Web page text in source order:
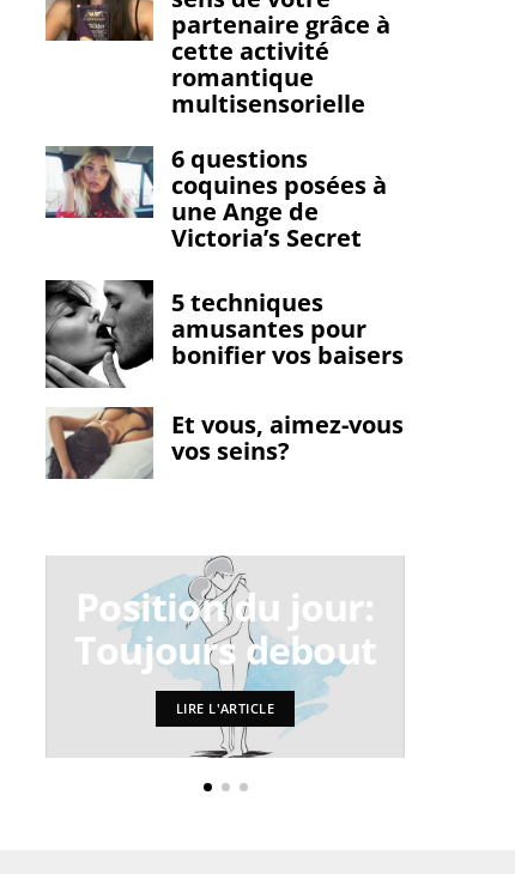
partenaire grâce à
cette activité
romantique
multisensorielle
6 questions
coquines posées à
une Ange de
Victoria’s Secret
5 techniques
amusantes pour
bonifier vos baisers
Et vous, aimez-vous
vos seins?
Position du jour:
Toujours debout
LIRE L'ARTICLE